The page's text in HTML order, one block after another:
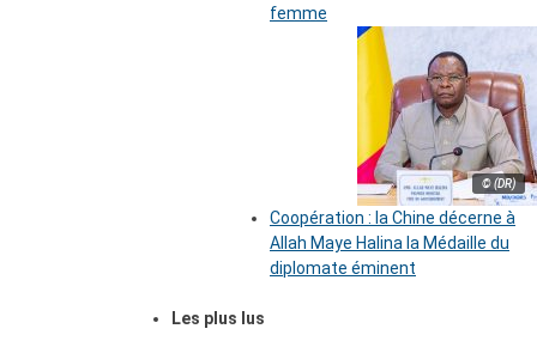
femme
© (DR)
Coopération : la Chine décerne à
Allah Maye Halina la Médaille du
diplomate éminent
Les plus lus